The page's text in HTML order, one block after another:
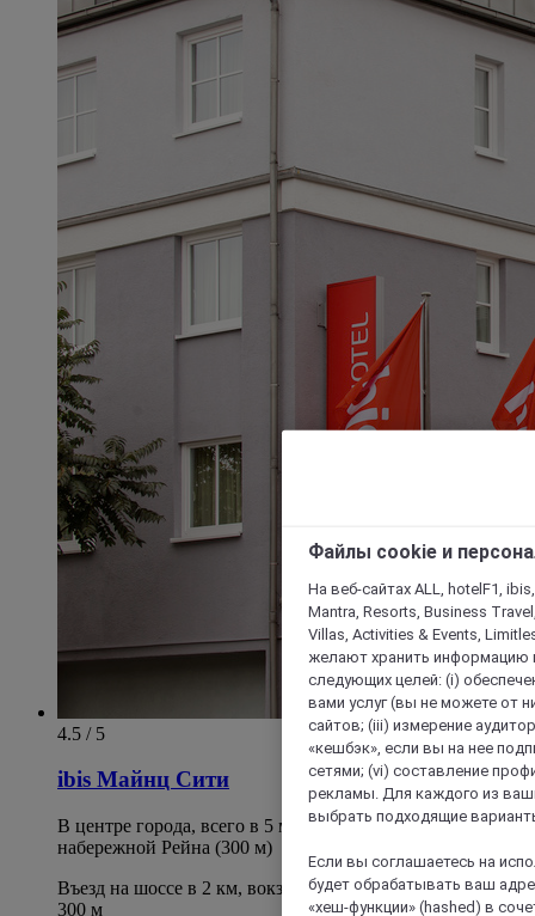
4.5 / 5
ibis Майнц Сити
В центре города, всего в 5 минутах ходьбы от
набережной Рейна (300 м)
Въезд на шоссе в 2 км, вокзал и автобусная станция в
300 м
Файлы cookie и
На веб-сайтах ALL, hotelF1,
Mantra, Resorts, Business
Villas, Activities & Events,
желают хранить информацию
следующих целей: (i)
вами услуг (вы не можете от
сайтов; (iii) измерение
«кешбэк», если вы на нее
сетями; (vi) составление
рекламы. Для каждого из
выбрать подходящие
Если вы соглашаетесь на
будет обрабатывать ваш
«хеш-функции» (hashed) в